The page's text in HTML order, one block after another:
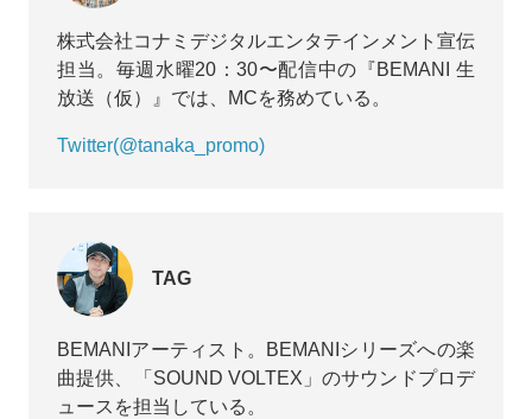
配信を、ダイジェストで振り返ります！
株式会社コナミデジタルエンタテインメント宣伝
担当。毎週水曜20：30〜配信中の『BEMANI 生
放送（仮）』では、MCを務めている。
Twitter(@tanaka_promo)
TAG
BEMANIアーティスト。BEMANIシリーズへの楽
曲提供、「SOUND VOLTEX」のサウンドプロデ
ュースを担当している。